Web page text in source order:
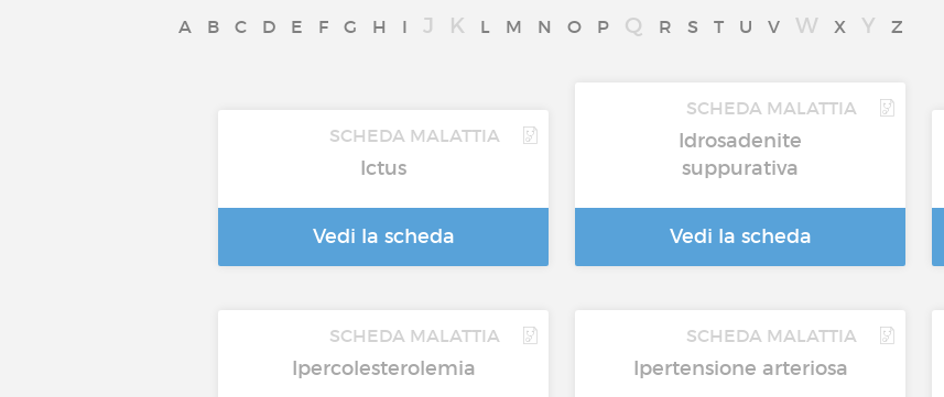
A
B C D E F G H I J K L M N O P Q R S T U V W X Y Z
SCHEDA MALATTIA
Ictus
Vedi la scheda
SCHEDA MALATTIA
Idrosadenite
suppurativa
Vedi la scheda
SCHEDA MALATTIA
Ipercolesterolemia
SCHEDA MALATTIA
Ipertensione arteriosa